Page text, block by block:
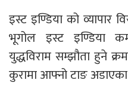
इस्ट इण्डिया को व्यापार
भूगोल इस्ट इण्डिया
युद्धविराम सम्झौता हुने
कुरामा आफ्नो टाङ